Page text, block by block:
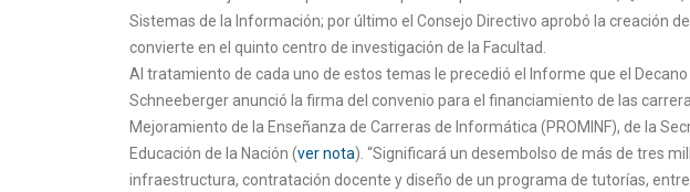
Sistemas de la Información; por último el Consejo Directivo aprobó la creación
convierte en el quinto centro de investigación de la Facultad.
Al tratamiento de cada uno de estos temas le precedió el Informe que el
Schneeberger anunció la firma del convenio para el financiamiento de las
Mejoramiento de la Enseñanza de Carreras de Informática (PROMINF), de la
Educación de la Nación (ver nota). “Significará un desembolso de más de tres
infraestructura, contratación docente y diseño de un programa de tutorías,